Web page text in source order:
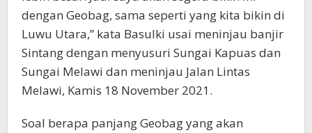
dengan Geobag, sama seperti yang kita bikin di
Luwu Utara,” kata Basulki usai meninjau banjir
Sintang dengan menyusuri Sungai Kapuas dan
Sungai Melawi dan meninjau Jalan Lintas
Melawi, Kamis 18 November 2021.
Soal berapa panjang Geobag yang akan